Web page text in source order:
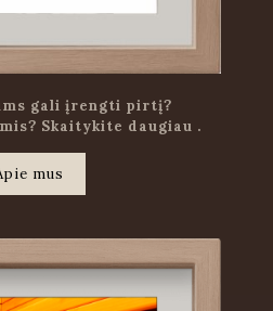
gali įrengti pirtį?
Skaitykite daugiau .
mus